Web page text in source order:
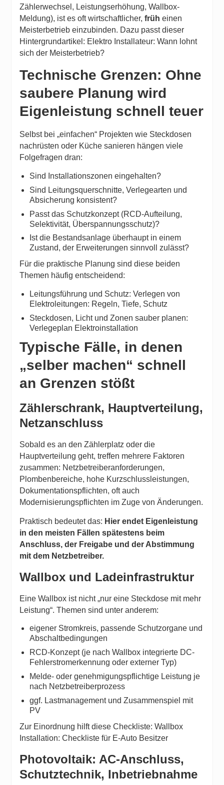
Zählerwechsel, Leistungserhöhung, Wallbox-
Meldung), ist es oft wirtschaftlicher,früh einen
Meisterbetrieb einzubinden. Dazu passt dieser
Hintergrundartikel: Elektro Installateur: Wann lohnt
sich der Meisterbetrieb?
Technische Grenzen: Ohne
saubere Planung wird
Eigenleistung schnell teuer
Selbst bei „einfachen“ Projekten wie Steckdosen
nachrüsten oder Küche sanieren hängen viele
Folgefragen dran:
Sind Installationszonen eingehalten?
Sind Leitungsquerschnitte, Verlegearten und
Absicherung konsistent?
Passt das Schutzkonzept (RCD-Aufteilung,
Selektivität, Überspannungsschutz)?
Ist die Bestandsanlage überhaupt in einem
Zustand, der Erweiterungen sinnvoll zulässt?
Für die praktische Planung sind diese beiden
Themen häufig entscheidend:
Leitungsführung und Schutz:Verlegen von
Elektroleitungen: Regeln, Tiefe, Schutz
Steckdosen, Licht und Zonen sauber planen:
Verlegeplan Elektroinstallation
Typische Fälle, in denen
„selber machen“ schnell
an Grenzen stößt
Zählerschrank, Hauptverteilung,
Netzanschluss
Sobald es an den Zählerplatz oder die
Hauptverteilung geht, treffen mehrere Faktoren
zusammen: Netzbetreiberanforderungen,
Plombenbereiche, hohe Kurzschlussleistungen,
Dokumentationspflichten, oft auch
Modernisierungspflichten im Zuge von Änderungen.
Praktisch bedeutet das: Hier endet Eigenleistung
in den meisten Fällen spätestens beim
Anschluss, der Freigabe und der Abstimmung
mit dem Netzbetreiber.
Wallbox und Ladeinfrastruktur
Eine Wallbox ist nicht „nur eine Steckdose mit mehr
Leistung“. Themen sind unter anderem:
eigener Stromkreis, passende Schutzorgane und
Abschaltbedingungen
RCD-Konzept (je nach Wallbox integrierte DC-
Fehlerstromerkennung oder externer Typ)
Melde- oder genehmigungspflichtige Leistung je
nach Netzbetreiberprozess
ggf. Lastmanagement und Zusammenspiel mit
PV
Zur Einordnung hilft diese Checkliste:Wallbox
Installation: Checkliste für E-Auto Besitzer
Photovoltaik: AC-Anschluss,
Schutztechnik, Inbetriebnahme